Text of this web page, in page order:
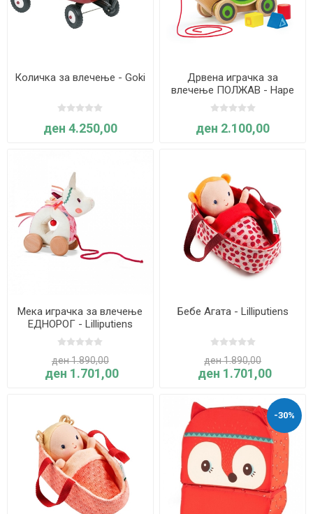
Количка за влечење - Goki
ден 4.250,00
Дрвена играчка за
влечење ПОЛЖАВ - Hape
ден 2.100,00
Мека играчка за влечење
ЕДНОРОГ - Lilliputiens
ден 1.890,00
ден 1.701,00
Бебе Агата - Lilliputiens
ден 1.890,00
ден 1.701,00
-30%